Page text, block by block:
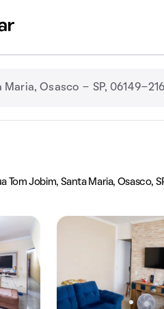
Tom Jobim, Santa Maria, Osasco,